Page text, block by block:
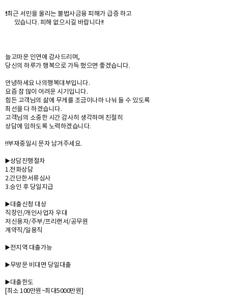
❗️최근 서민을 울리는 불법사금융 피해가 급증 하고
있습니다. 피해 없으시길 바랍니다!!
늘고마운 인연에 감사드리며,
당신의 하루가 행복으로 가득 했으면 좋겠습니다.
안녕하세요 나의행복대부입니다.
요즘 참 많이 어려운 시기입니다.
힘든 고객님의 삶에 무게를 조금이나마 나눠 들 수 있도록
최선을 다 하겠습니다.
고객님의 소중한 시간 감사히 생각하며 친절히
상담에 임하도록 노력하겠습니다.
!!부재중일시 문자 남겨주세요.
▶️상담진행절차
1.전화상담
2.간단한서류심사
3.승인 후 당일지급
▶️대출신청 대상
직장인/개인사업자 우대
저신용자/주부/프리랜서/공무원
계약직/일용직
▶️전지역 대출가능
▶️무방문 비대면 당일대출
▶️대출한도
[최소 100만원~최대5000만원]